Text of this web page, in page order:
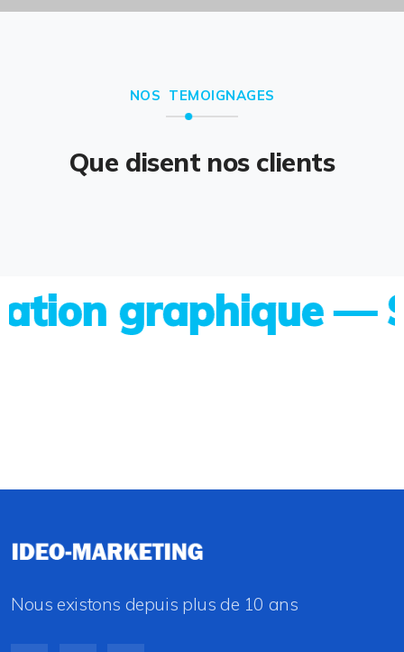
NOS TEMOIGNAGES
Que disent nos clients
graphique —
Nous existons depuis plus de 10 ans